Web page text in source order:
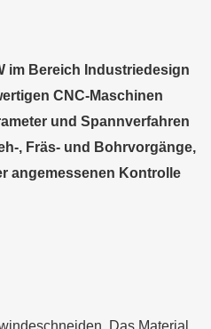
im Bereich Industriedesign
CNC-Maschinen
und Spannverfahren
, Fräs- und Bohrvorgänge,
angemessenen Kontrolle